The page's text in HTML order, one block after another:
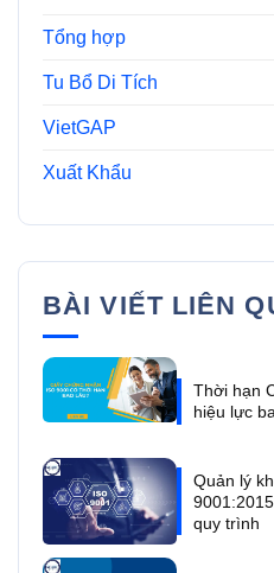
Tổng hợp
Tu Bổ Di Tích
VietGAP
Xuất Khẩu
BÀI VIẾT LIÊN
Thời hạn
hiệu lực
Quản lý
quy trình